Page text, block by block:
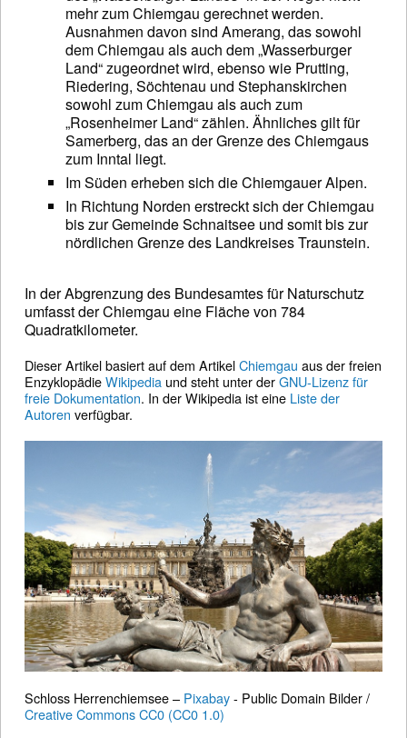
mehr zum Chiemgau gerechnet werden.
Ausnahmen davon sind Amerang, das sowohl
dem Chiemgau als auch dem „Wasserburger
Land“ zugeordnet wird, ebenso wie Prutting,
Riedering, Söchtenau und Stephanskirchen
sowohl zum Chiemgau als auch zum
„Rosenheimer Land“ zählen. Ähnliches gilt für
Samerberg, das an der Grenze des Chiemgaus
zum Inntal liegt.
Im Süden erheben sich die Chiemgauer Alpen.
In Richtung Norden erstreckt sich der Chiemgau
bis zur Gemeinde Schnaitsee und somit bis zur
nördlichen Grenze des Landkreises Traunstein.
In der Abgrenzung des Bundesamtes für Naturschutz
umfasst der Chiemgau eine Fläche von 784
Quadratkilometer.
Dieser Artikel basiert auf dem ArtikelChiemgau aus der freien
EnzyklopädieWikipedia und steht unter derGNU-Lizenz für
freie Dokumentation. In der Wikipedia ist eine Liste der
Autoren verfügbar.
Schloss Herrenchiemsee – Pixabay- Public Domain Bilder /
Creative Commons CC0 (CC0 1.0)